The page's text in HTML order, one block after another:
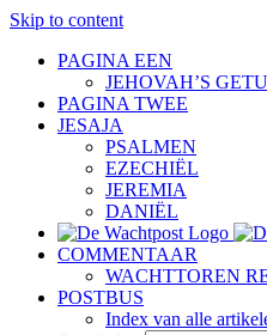
Skip to content
PAGINA EEN
JEHOVAH’S
PAGINA TWEE
JESAJA
PSALMEN
EZECHIËL
JEREMIA
DANIËL
COMMENTAAR
WACHTTOREN
POSTBUS
Index van alle